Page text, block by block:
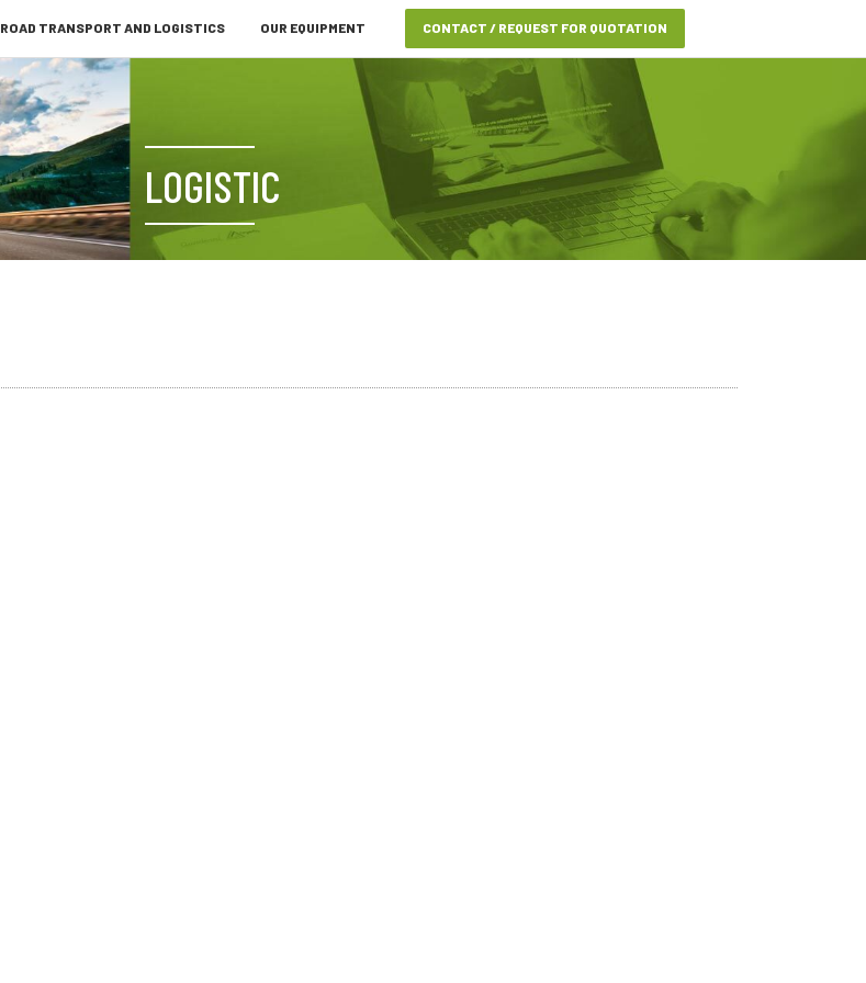
ROAD TRANSPORT AND LOGISTICS OUR EQUIPMENT CONTACT / REQUEST FOR QUOTATION
LOGISTIC